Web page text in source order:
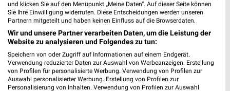
Aktuelle Prospekte für Falkenberg und
Umgebung
16 Prospekte
Lidl Lidl
und klicken Sie auf den Menüpunkt „Meine Daten“. Auf dieser Seite können
Sie Ihre Einwilligung widerrufen. Diese Entscheidungen werden unseren
Partnern mitgeteilt und haben keinen Einfluss auf die Browserdaten.
Wir und unsere Partner verarbeiten Daten, um die Leistung der
Website zu analysieren und Folgendes zu tun:
Speichern von oder Zugriff auf Informationen auf einem Endgerät.
Verwendung reduzierter Daten zur Auswahl von Werbeanzeigen. Erstellung
von Profilen für personalisierte Werbung. Verwendung von Profilen zur
Auswahl personalisierter Werbung. Erstellung von Profilen zur
Personalisierung von Inhalten. Verwendung von Profilen zur Auswahl